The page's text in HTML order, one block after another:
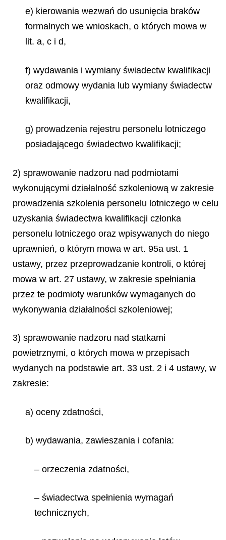
e) kierowania wezwań do usunięcia braków
formalnych we wnioskach, o których mowa w
lit. a, c i d,
f) wydawania i wymiany świadectw kwalifikacji
oraz odmowy wydania lub wymiany świadectw
kwalifikacji,
g) prowadzenia rejestru personelu lotniczego
posiadającego świadectwo kwalifikacji;
2) sprawowanie nadzoru nad podmiotami
wykonującymi działalność szkoleniową w zakresie
prowadzenia szkolenia personelu lotniczego w celu
uzyskania świadectwa kwalifikacji członka
personelu lotniczego oraz wpisywanych do niego
uprawnień, o którym mowa w art. 95a ust. 1
ustawy, przez przeprowadzanie kontroli, o której
mowa w art. 27 ustawy, w zakresie spełniania
przez te podmioty warunków wymaganych do
wykonywania działalności szkoleniowej;
3) sprawowanie nadzoru nad statkami
powietrznymi, o których mowa w przepisach
wydanych na podstawie art. 33 ust. 2 i 4 ustawy, w
zakresie:
a) oceny zdatności,
b) wydawania, zawieszania i cofania:
– orzeczenia zdatności,
– świadectwa spełnienia wymagań
technicznych,